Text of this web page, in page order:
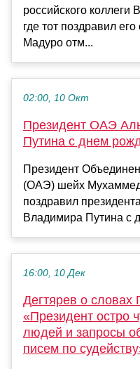
российского
где тот поздравил
Мадуро отм...
02:00, 10 Окт
Президент ОАЭ
Путина с днем
Президент
(ОАЭ) шейх
поздравил
Владимира Путина с
16:00, 10 Дек
Дегтярев о словах
«Президент остро
людей и запросы
писем по